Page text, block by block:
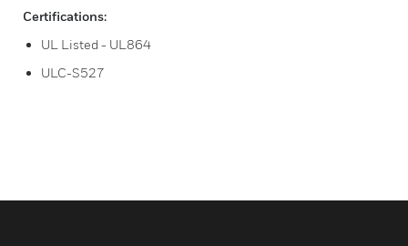
Certifications:
UL Listed - UL864
ULC-S527